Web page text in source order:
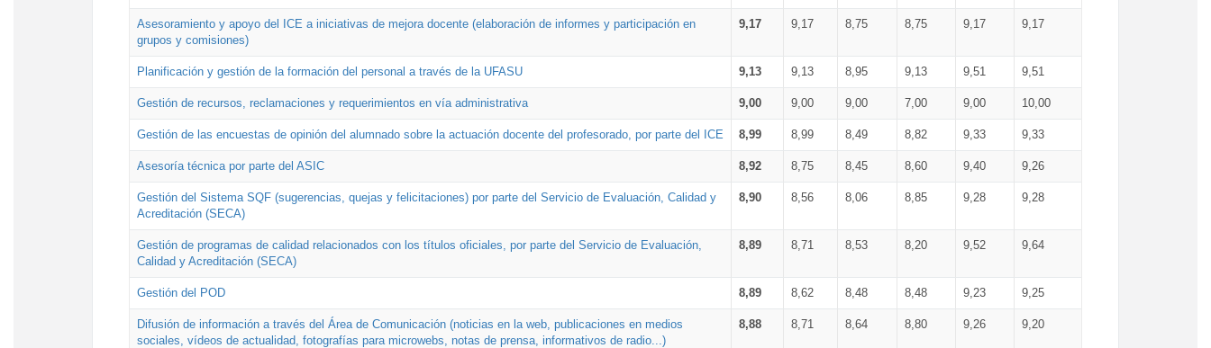
Asesoramiento y apoyo del ICE a iniciativas de mejora docente (elaboración de informes y participación en
grupos y comisiones)
9,17 9,17 8,75 8,75 9,17 9,17
Planificación y gestión de la formación del personal a través de la UFASU 9,13 9,13 8,95 9,13 9,51 9,51
Gestión de recursos, reclamaciones y requerimientos en vía administrativa 9,00 9,00 9,00 7,00 9,00 10,00
Gestión de las encuestas de opinión del alumnado sobre la actuación docente del profesorado, por parte del ICE 8,99 8,99 8,49 8,82 9,33 9,33
Asesoría técnica por parte del ASIC 8,92 8,75 8,45 8,60 9,40 9,26
Gestión del Sistema SQF (sugerencias, quejas y felicitaciones) por parte del Servicio de Evaluación, Calidad y
Acreditación (SECA)
8,90 8,56 8,06 8,85 9,28 9,28
Gestión de programas de calidad relacionados con los títulos oficiales, por parte del Servicio de Evaluación,
Calidad y Acreditación (SECA)
8,89 8,71 8,53 8,20 9,52 9,64
Gestión del POD 8,89 8,62 8,48 8,48 9,23 9,25
Difusión de información a través del Área de Comunicación (noticias en la web, publicaciones en medios
sociales, vídeos de actualidad, fotografías para microwebs, notas de prensa, informativos de radio...)
8,88 8,71 8,64 8,80 9,26 9,20